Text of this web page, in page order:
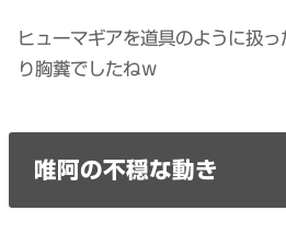
ヒューマギアを道具のように扱
り胸糞でしたねｗ
唯阿の不穏な動き